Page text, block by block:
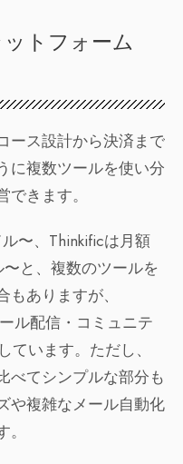
トフォーム
ース設計から決済まで
に複数ツールを使い分
きます。
〜、Thinkificは月額
と、複数のツールを
ありますが、
ル配信・コミュニテ
ています。ただし、
べてシンプルな部分も
や複雑なメール自動化